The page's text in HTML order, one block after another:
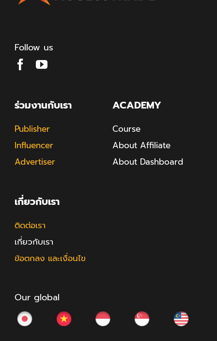
Follow us
ร่วมงานกับเรา
Publisher
Influencer
Advertiser
ACADEMY
Course
About Affiliate
About Dashboard
เกี่ยวกับเรา
ติดต่อเรา
เกี่ยวกับเรา
ข้อตกลง และเงื่อนไข
Our global